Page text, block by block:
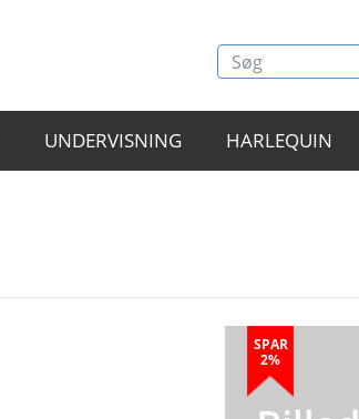
UNDERVISNING HARLEQUIN
SPAR
2%